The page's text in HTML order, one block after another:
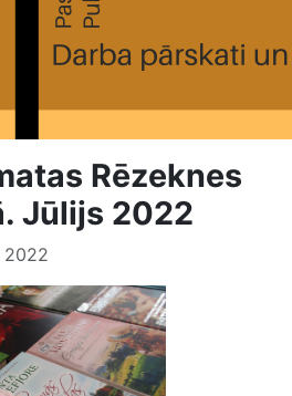
Rēzeknes
Jūlijs 2022
2022